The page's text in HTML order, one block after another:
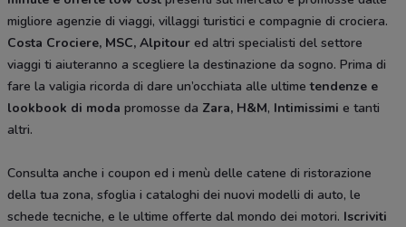
migliore agenzie di viaggi, villaggi turistici e compagnie di crociera.
Costa Crociere, MSC, Alpitour ed altri specialisti del settore
viaggi ti aiuteranno a scegliere la destinazione da sogno. Prima di
fare la valigia ricorda di dare un’occhiata alle ultimetendenze e
lookbook di moda promosse da Zara, H&M, Intimissimi e tanti
altri.
Consulta anche i coupon ed i menù delle catene di ristorazione
della tua zona, sfoglia i cataloghi dei nuovi modelli di auto, le
schede tecniche, e le ultime offerte dal mondo dei motori. Iscriviti